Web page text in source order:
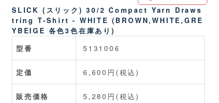
SLICK (スリック) 30/2 Compact Yarn Draws
tring T-Shirt - WHITE (BROWN,WHITE,GRE
YBEIGE 各色3色在庫あり)
型番
5131006
定価 6,600円(税込)
販売価格 5,280円(税込)